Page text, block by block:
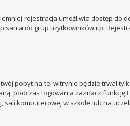
rejestracja umożliwia dostęp do
do grup użytkowników itp.
pobyt na tej witrynie będzie trwał
podczas logowania zaznacz funkcję
komputerowej w szkole lub na